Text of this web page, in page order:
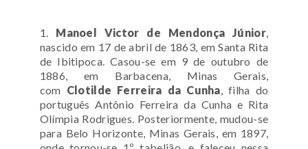
1. Manoel Victor de Mendonça Júnior,
nascido em 17 de abril de 1863, em Santa Rita
de Ibitipoca. Casou-se em 9 de outubro de
1886, em Barbacena, Minas Gerais,
com Clotilde Ferreira da Cunha , filha do
português Antônio Ferreira da Cunha e Rita
Olímpia Rodrigues. Posteriormente, mudou-se
para Belo Horizonte, Minas Gerais, em 1897,